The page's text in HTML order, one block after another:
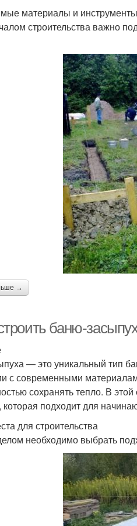
материалы и инструменты
строительства важно
→
баню-
— это уникальный тип
с современными
сохранять тепло. В
которая подходит для
для строительства
необходимо выбрать